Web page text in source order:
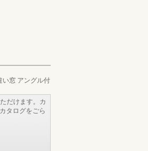
い窓 アングル付
だけます。カ
タログをごら